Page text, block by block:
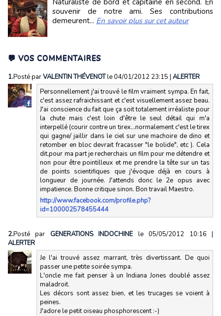
souvenir de notre ami. Ses contributions
demeurent... En savoir plus sur cet auteur
💬 VOS COMMENTAIRES
1.Posté parVALENTIN THÉVENOTle 04/01/2012 23:15 | ALERTER
Personnellement j'ai trouvé le film vraiment sympa. En fait,
c'est assez rafraichissant et c'est visuellement assez beau.
J'ai conscience du fait que ça soit totalement irréaliste pour
la chute mais c'est loin d'être le seul détail qui m'a
interpellé (courir contre un tirex...normalement c'est le tirex
qui gagne/ jaillir dans le ciel sur une machoire de dino et
retomber en bloc devrait fracasser "le bolide", etc ). Cela
dit,pour ma part je recherchais un film pour me détendre et
non pour être pointilleux et me prendre la tête sur un tas
de points scientifiques que j'évoque déjà en cours à
longueur de journée. J'attends donc le 2e opus avec
impatience. Bonne critique sinon. Bon travail Maestro.
http://www.facebook.com/profile.php?
id=100002578455444
2.Posté par GENERATIONS INDOCHINE le 05/05/2012 10:16|
ALERTER
Je l'ai trouvé assez marrant, très divertissant. De quoi
passer une petite soirée sympa.
L'oncle me fait penser à un Indiana Jones doublé assez
maladroit.
Les décors sont assez bien, et les trucages se voient à
peines.
J'adore le petit oiseau phosphorescent :-)